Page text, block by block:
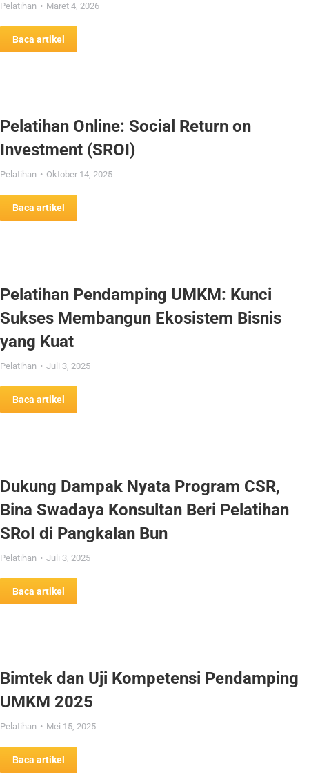
Pelatihan Maret 4, 2026
Baca artikel
Pelatihan Online: Social Return on
Investment (SROI)
Pelatihan Oktober 14, 2025
Baca artikel
Pelatihan Pendamping UMKM: Kunci
Sukses Membangun Ekosistem Bisnis
yang Kuat
Pelatihan Juli 3, 2025
Baca artikel
Dukung Dampak Nyata Program CSR,
Bina Swadaya Konsultan Beri Pelatihan
SRoI di Pangkalan Bun
Pelatihan Juli 3, 2025
Baca artikel
Bimtek dan Uji Kompetensi Pendamping
UMKM 2025
Pelatihan Mei 15, 2025
Baca artikel